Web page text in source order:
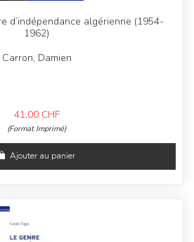
d’indépendance algérienne (1954-
1962)
Carron, Damien
41,00 CHF
(Format Imprimé)
Ajouter au panier